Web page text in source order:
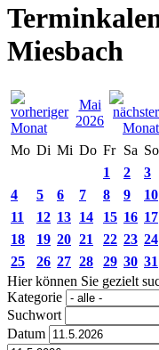
Miesbach
Mai
2026
Mo Di Mi Do Fr Sa So
1
2
3
4
5 6 7 8 9
10
11
12 13 14 15 16 17
18
19 20 21 22 23 24
25
26 27 28 29 30 31
Hier können Sie gezielt
Kategorie
Suchwort
Datum